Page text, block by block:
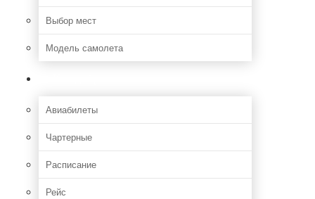
Выбор мест
Модель самолета
Авиабилеты
Чартерные
Расписание
Рейс